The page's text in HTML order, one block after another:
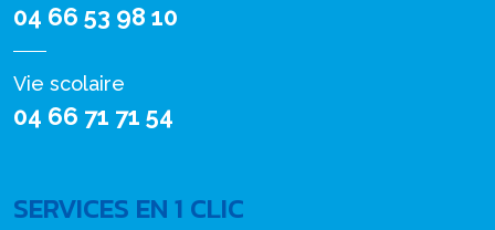
04 66 53 98 10
Vie scolaire
04 66 71 71 54
SERVICES EN 1 CLIC